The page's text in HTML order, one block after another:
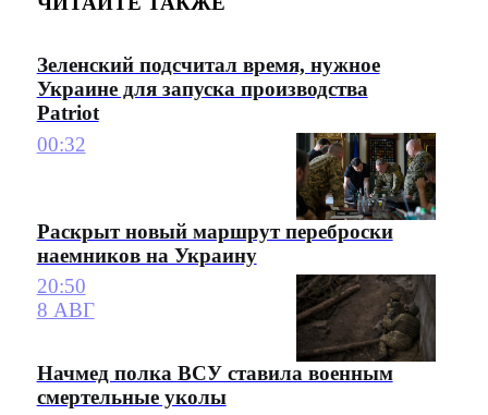
Зеленский подсчитал время, нужное
Украине для запуска производства
Patriot
00:32
Раскрыт новый маршрут переброски
наемников на Украину
20:50
8 АВГ
Начмед полка ВСУ ставила военным
смертельные уколы